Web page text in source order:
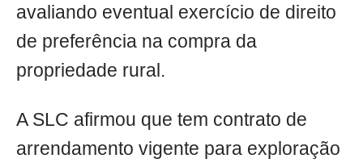
avaliando eventual exercício de direito
de preferência na compra da
propriedade rural.
A SLC afirmou que tem contrato de
arrendamento vigente para exploração